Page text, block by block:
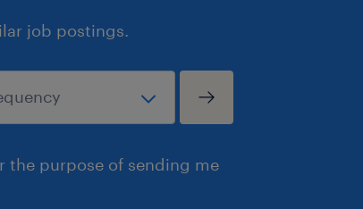
job postings.
the purpose of sending me